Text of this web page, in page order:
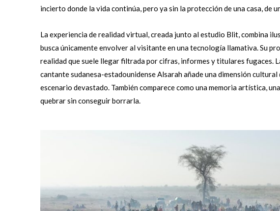
incierto donde la vida continúa, pero ya sin la protección de una casa, de
La experiencia de realidad virtual, creada junto al estudio Blit, combina
busca únicamente envolver al visitante en una tecnología llamativa. Su
realidad que suele llegar filtrada por cifras, informes y titulares fugaces.
cantante sudanesa-estadounidense Alsarah añade una dimensión cultural
escenario devastado. También comparece como una memoria artística,
quebrar sin conseguir borrarla.